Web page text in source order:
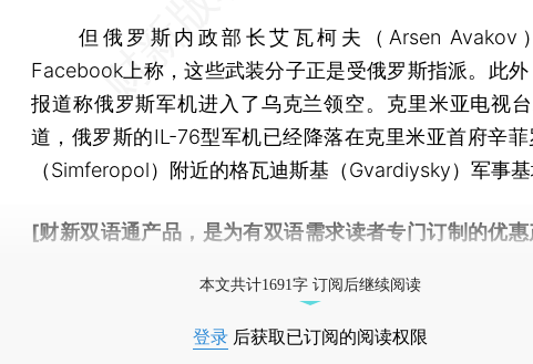
但俄罗斯内政部长艾瓦柯夫（Arsen Avakov
Facebook上称，这些武装分子正是受俄罗斯指派。此
报道称俄罗斯军机进入了乌克兰领空。克里米亚电视台
道，俄罗斯的IL-76型军机已经降落在克里米亚首府辛菲
（Simferopol）附近的格瓦迪斯基（Gvardiysky）军事基
[财新双语通产品，是为有双语需求读者专门订制的优惠
本文共计1691字 订阅后继续阅读
登录 后获取已订阅的阅读权限